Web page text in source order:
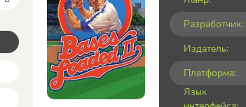
Разработчик:
Издатель:
Платформа:
Язык